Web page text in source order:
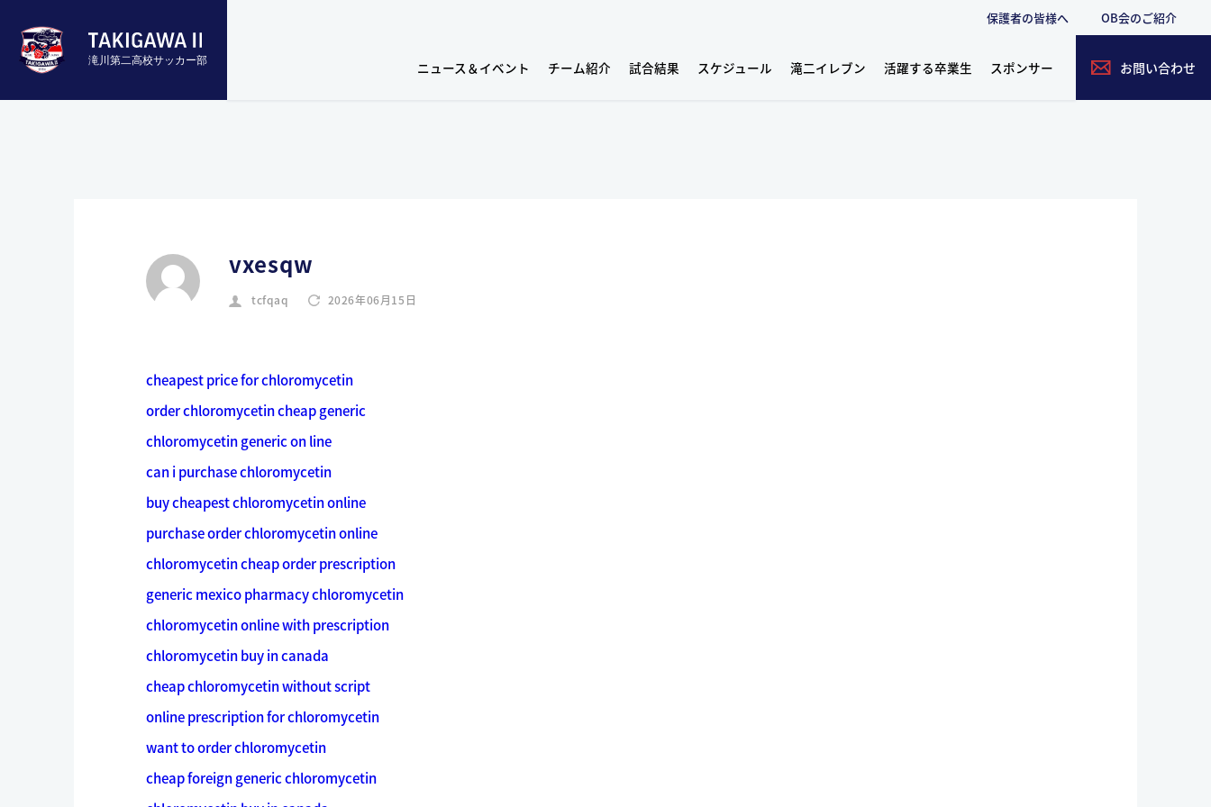
滝川第二高校サッカー部
保護者の皆様へ OB会のご紹介
ニュース＆イベント チーム紹介 試合結果 スケジュール 滝二イレブン 活躍する卒業生 スポンサー お問い合わせ
vxesqw
tcfqaq 2026年06月15日
cheapest price for chloromycetin
order chloromycetin cheap generic
chloromycetin generic on line
can i purchase chloromycetin
buy cheapest chloromycetin online
purchase order chloromycetin online
chloromycetin cheap order prescription
generic mexico pharmacy chloromycetin
chloromycetin online with prescription
chloromycetin buy in canada
cheap chloromycetin without script
online prescription for chloromycetin
want to order chloromycetin
cheap foreign generic chloromycetin